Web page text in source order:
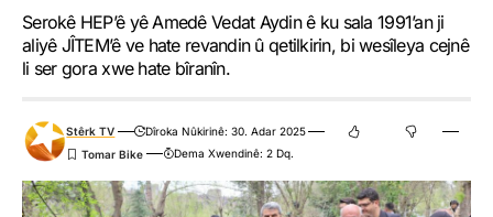
Serokê HEP’ê yê Amedê Vedat Aydin ê ku sala 1991’an ji
aliyê JÎTEM’ê ve hate revandin û qetilkirin, bi wesîleya cejnê
li ser gora xwe hate bîranîn.
Stêrk TV
Dîroka Nûkirinê: 30. Adar 2025
Dema Xwendinê: 2 Dq.